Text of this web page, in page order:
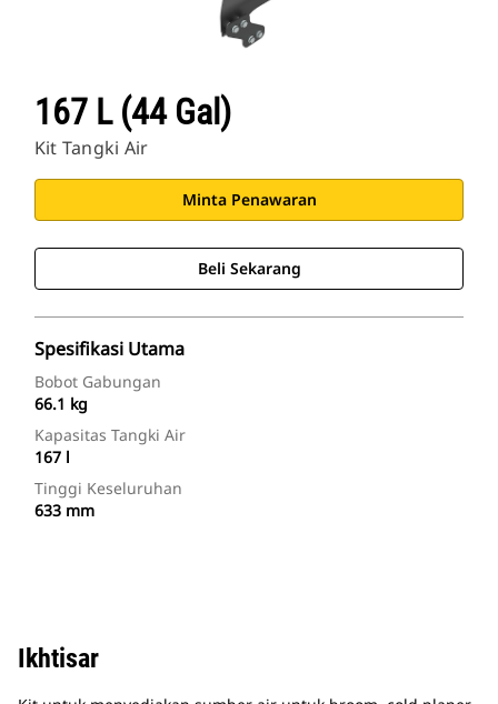
167 L (44 Gal)
Kit Tangki Air
Minta Penawaran
Beli Sekarang
Spesifikasi Utama
Bobot Gabungan
66.1 kg
Kapasitas Tangki Air
167 l
Tinggi Keseluruhan
633 mm
Ikhtisar